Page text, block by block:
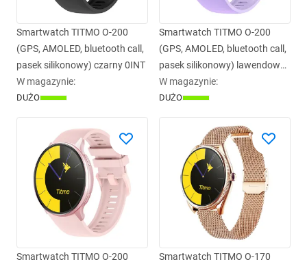
Smartwatch TITMO O-200
(GPS, AMOLED, bluetooth call,
pasek silikonowy) czarny 0INT
W magazynie:
DUŻO
Smartwatch TITMO O-200
(GPS, AMOLED, bluetooth call,
pasek silikonowy) lawendowy
0INT
W magazynie:
DUŻO
Smartwatch TITMO O-200
Smartwatch TITMO O-170